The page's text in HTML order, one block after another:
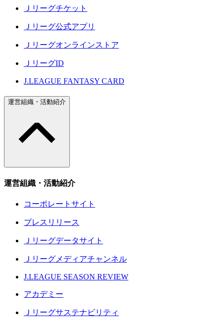
Ｊリーグチケット
Ｊリーグ公式アプリ
Ｊリーグオンラインストア
ＪリーグID
J.LEAGUE FANTASY CARD
運営組織・活動紹介
運営組織・活動紹介
コーポレートサイト
プレスリリース
Ｊリーグデータサイト
Ｊリーグメディアチャンネル
J.LEAGUE SEASON REVIEW
アカデミー
Ｊリーグサステナビリティ